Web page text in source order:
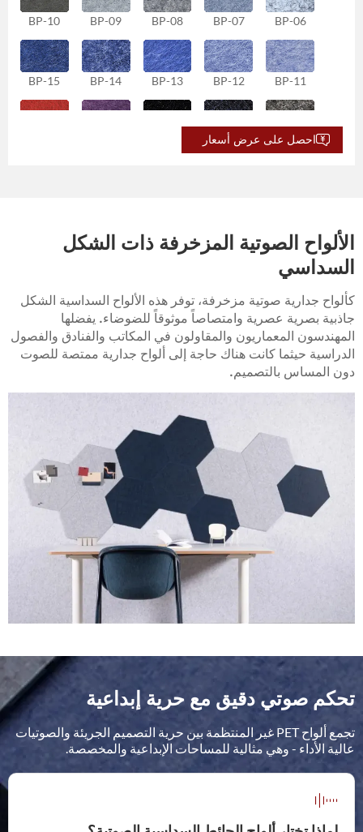
BP-06
BP-07
BP-08
BP-09
BP-10
BP-11
BP-12
BP-13
BP-14
BP-15
BP-16
BP-17
BP-31
BP-32
BP-33
BP-34
BP-36
BP-37
BP-41
BP-42
BP-44
BP-46
BP-47
BP-49
BP-50
BP-52
BP-53
BP-54
احصل على عرض أسعار
الألواح الصوتية المزخرفة ذات الشكل
السداسي
كألواح جدارية صوتية مزخرفة، توفر هذه الألواح السداسية الشكل
جاذبية بصرية عصرية وامتصاصاً موثوقاً للضوضاء. يفضلها
المهندسون المعماريون والمقاولون في المكاتب والفنادق والفصول
الدراسية حيثما كانت هناك حاجة إلى ألواح جدارية ممتصة للصوت
دون المساس بالتصميم.
تحكم صوتي دقيق مع حرية إبداعية
تجمع ألواح PET غير المنتظمة بين حرية التصميم الجريئة والصوتيات
عالية الأداء - وهي مثالية للمساحات الإبداعية والمخصصة.